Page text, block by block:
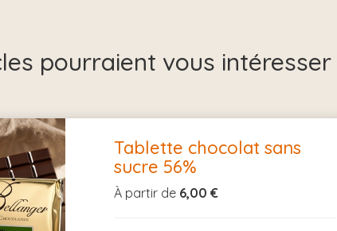
pourraient vous intéresser
Tablette chocolat sans
sucre 56%
À partir de 6,00 €